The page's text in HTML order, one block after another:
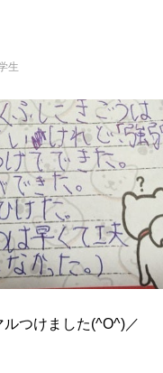
生
ルつけました(^O^)／